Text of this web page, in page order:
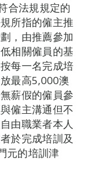
合法規規定的
所指的僱主推
，由推薦參加
相關僱員的基
每一名完成培
最高5,000澳
薪假的僱員參
僱主溝通但不
由職業者本人
於完成培訓及
元的培訓津